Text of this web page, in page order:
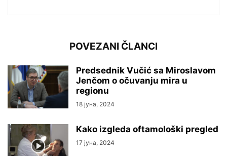
POVEZANI ČLANCI
Predsednik Vučić sa Miroslavom
Jenčom o očuvanju mira u
regionu
18 јуна, 2024
Kako izgleda oftamološki pregled
17 јуна, 2024